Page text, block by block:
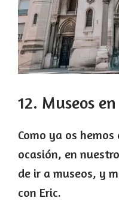
12. Museos
Como ya os
ocasión, en
de ir a museos, y
con Eric.